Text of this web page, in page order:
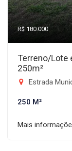
R$ 180.000
Terreno/Lote
250m²
Estrada
250 M²
Mais